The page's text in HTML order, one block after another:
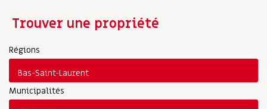
Trouver une propriété
Régions
Municipalités